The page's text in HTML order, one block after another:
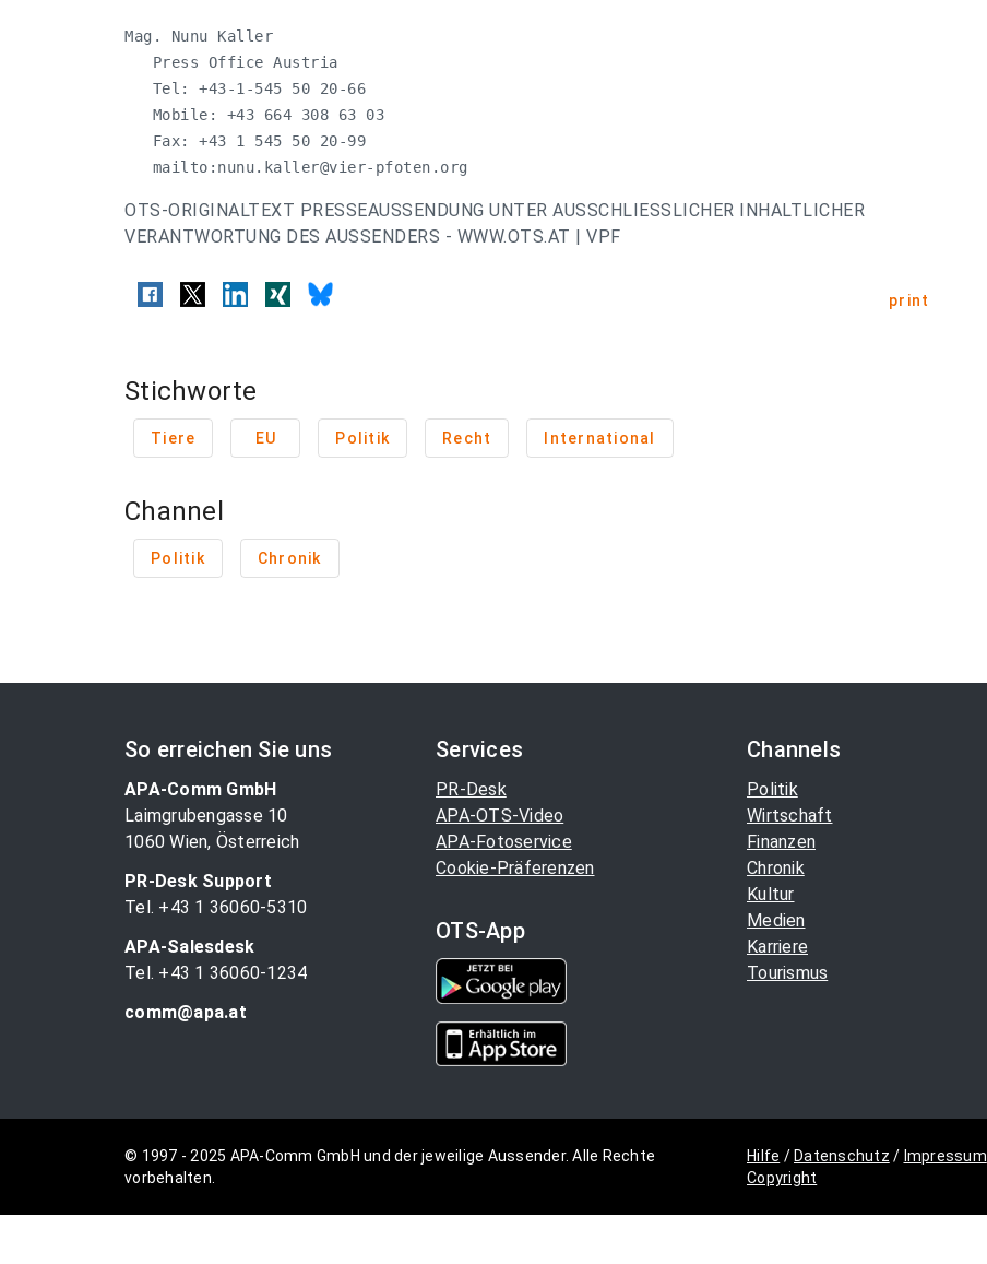
Mag. Nunu Kaller
   Press Office Austria
   Tel: +43-1-545 50 20-66
   Mobile: +43 664 308 63 03
   Fax: +43 1 545 50 20-99
   mailto:
nunu.kaller@vier-pfoten.org
OTS-ORIGINALTEXT PRESSEAUSSENDUNG UNTER AUSSCHLIESSLICHER INHALTLICHER
VERANTWORTUNG DES AUSSENDERS - WWW.OTS.AT | VPF
print
Stichworte
Tiere EU Politik Recht International
Channel
Politik Chronik
So erreichen Sie uns
APA-Comm GmbH
Laimgrubengasse 10
1060 Wien, Österreich
PR-Desk Support
Tel. +43 1 36060-5310
APA-Salesdesk
Tel. +43 1 36060-1234
comm@apa.at
Services
PR-Desk
APA-OTS-Video
APA-Fotoservice
Cookie-Präferenzen
OTS-App
Channels
Politik
Wirtschaft
Finanzen
Chronik
Kultur
Medien
Karriere
Tourismus
© 1997 - 2025 APA-Comm GmbH und der jeweilige Aussender. Alle Rechte
vorbehalten.
Hilfe / Datenschutz / Impressum
Copyright